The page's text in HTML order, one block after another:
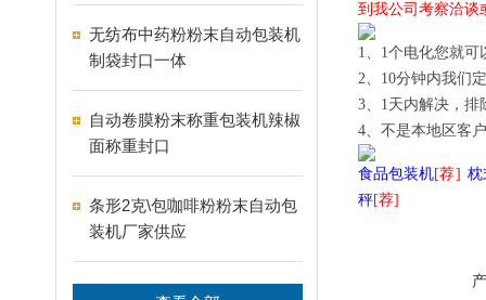
无纺布中药粉粉末自动包装机
制袋封口一体
自动卷膜粉末称重包装机辣椒
面称重封口
条形2克\包咖啡粉粉末自动包
装机厂家供应
到我公司考察洽谈
1、 1个电化您就可
2、 10分钟内我们
3、 1天内解决，排
4、 不是本地区客
食品包装机[荐] 枕
秤[荐]